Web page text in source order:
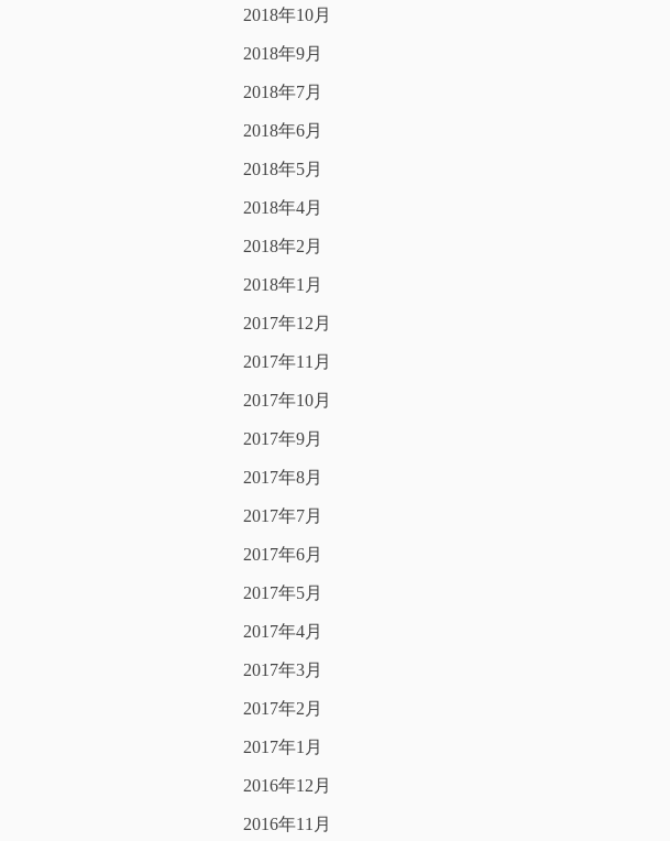
2018年10月
2018年9月
2018年7月
2018年6月
2018年5月
2018年4月
2018年2月
2018年1月
2017年12月
2017年11月
2017年10月
2017年9月
2017年8月
2017年7月
2017年6月
2017年5月
2017年4月
2017年3月
2017年2月
2017年1月
2016年12月
2016年11月